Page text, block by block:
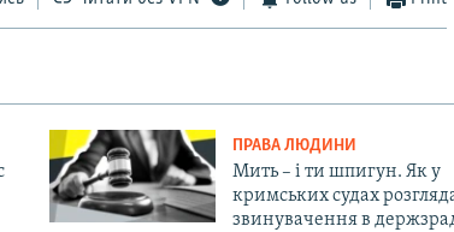
ПРАВА ЛЮДИНИ
Мить – і ти шпигун. Як у
кримських судах
звинувачення в